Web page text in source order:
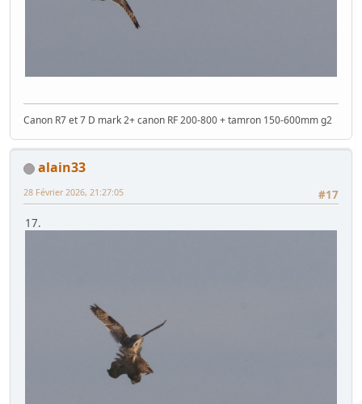
Canon R7 et 7 D mark 2+ canon RF 200-800 + tamron 150-600mm g2
alain33
#17
28 Février 2026, 21:27:05
17.